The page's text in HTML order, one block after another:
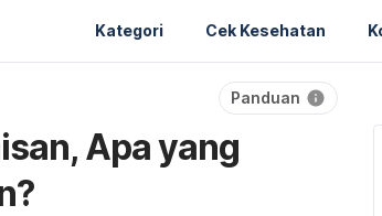
Kategori Cek Kesehatan
Panduan
Apa yang